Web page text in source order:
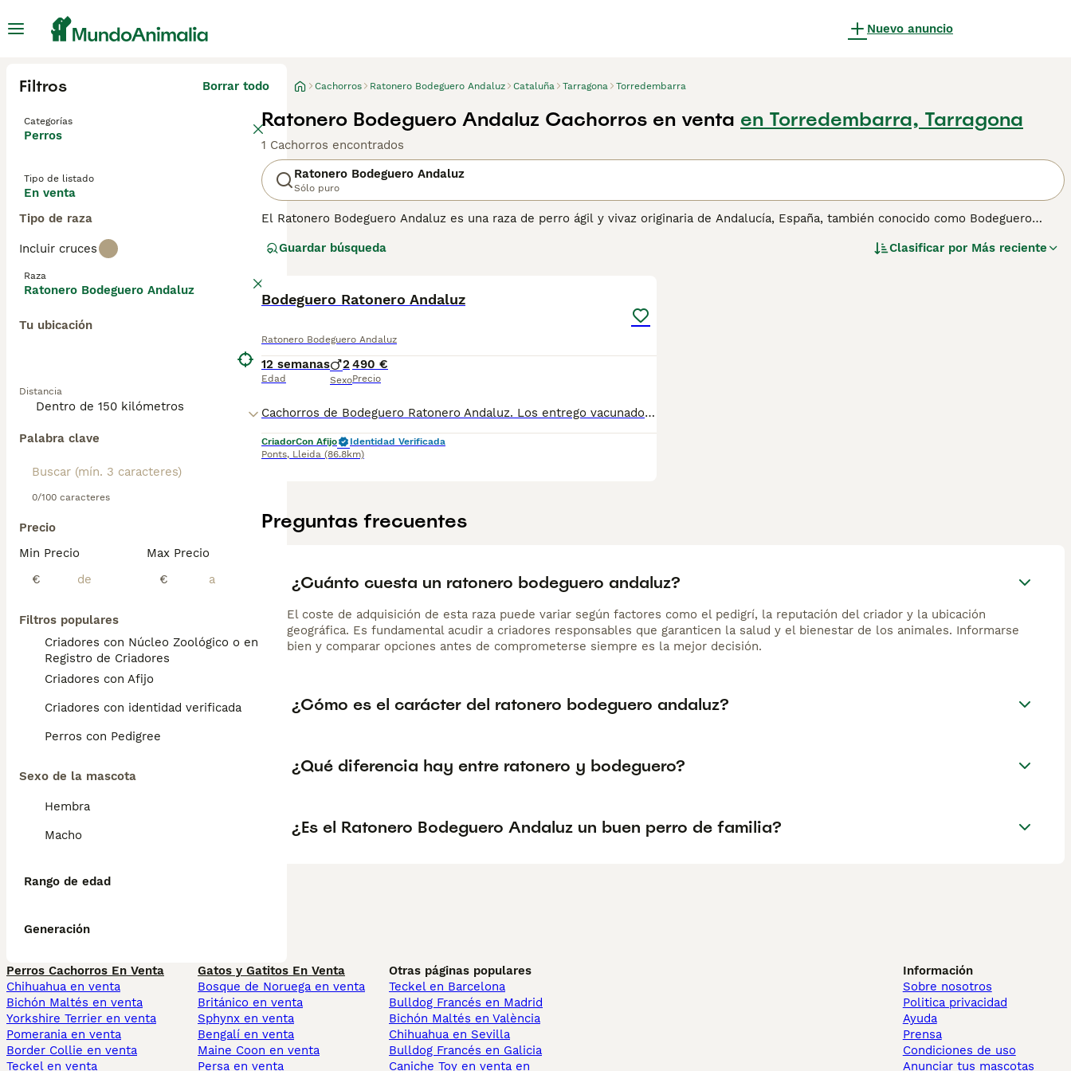
Nuevo anuncio
Filtros Borrar todo
Categorías
Perros
Tipo de listado
En venta
Tipo de raza
Incluir cruces
Raza
Ratonero Bodeguero Andaluz
Tu ubicación
Distancia
Palabra clave
0/100 caracteres
Precio
Min Precio
€
Max Precio
€
Filtros populares
Criadores con Núcleo Zoológico o en el
Registro de Criadores
Criadores con Afijo
Criadores con identidad verificada
Perros con Pedigree
Sexo de la mascota
Hembra
Macho
Rango de edad
Generación
Cachorros Ratonero Bodeguero Andaluz Cataluña Tarragona Torredembarra
Ratonero Bodeguero Andaluz Cachorros en venta en Torredembarra, Tarragona
1 Cachorros encontrados
Ratonero Bodeguero Andaluz
Sólo puro
El Ratonero Bodeguero Andaluz es una raza de perro ágil y vivaz originaria de Andalucía, España, también conocido como Bodeguero
De tamaño mediano y cuerpo esbelto, tiene un carácter enérgico y juguetón, lo que lo convierte en un excelente compañero para
siempre que reciba suficiente ejercicio y estimulación.
Guardar búsqueda Clasificar por Más reciente
Bodeguero Ratonero Andaluz
Ratonero Bodeguero Andaluz
12 semanas
Edad
2
Sexo
490 €
Precio
Cachorros de Bodeguero Ratonero Andaluz. Los entrego vacunados, desparasitados, cartilla veterinarea, microchip, garantia por escrito, factura y contrato de compraventa Telf.651034525
CriadorCon Afijo
Identidad Verificada
Ponts, Lleida (86.8km)
Preguntas frecuentes
¿Cuánto cuesta un ratonero bodeguero andaluz?
El coste de adquisición de esta raza puede variar según factores como el pedigrí, la reputación del criador y la ubicación
geográfica. Es fundamental acudir a criadores responsables que garanticen la salud y el bienestar de los animales. Informarse
bien y comparar opciones antes de comprometerse siempre es la mejor decisión.
¿Cómo es el carácter del ratonero bodeguero andaluz?
¿Qué diferencia hay entre ratonero y bodeguero?
¿Es el Ratonero Bodeguero Andaluz un buen perro de familia?
Perros Cachorros En Venta
Chihuahua en venta
Bichón Maltés en venta
Yorkshire Terrier en venta
Pomerania en venta
Border Collie en venta
Teckel en venta
Gatos y Gatitos En Venta
Bosque de Noruega en venta
Británico en venta
Sphynx en venta
Bengalí en venta
Maine Coon en venta
Persa en venta
Otras páginas populares
Teckel en Barcelona
Bulldog Francés en Madrid
Bichón Maltés en València
Chihuahua en Sevilla
Bulldog Francés en Galicia
Caniche Toy en venta en
Información
Sobre nosotros
Politica privacidad
Ayuda
Prensa
Condiciones de uso
Anunciar tus mascotas